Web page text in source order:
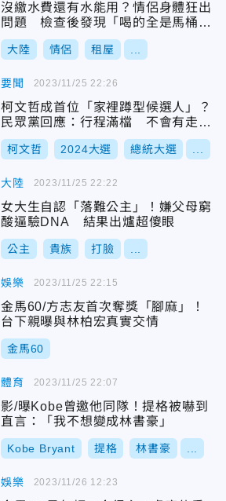
沒繳水費還有水能用？情侶身體狂出
問題 檢查後發現「喝的全是馬桶
水」
大陸 情侶 租屋
要聞
柯文哲成首位「家裡蹲型候選人」？
民眾黨回應：行程滿檔 不會有走不
出去問題
柯文哲 2024大選 總統大選
2023/11/25 22:26
大陸
女大生自認「落難公主」！嫌父母窮
酸逼驗DNA 結果出爐超傻眼
公主 貴族 打臉
2023/11/25 22:22
娛樂
金馬60/方志友首次奪獎「腳麻」！
台下親曝與林柏宏真實交情
金馬60
2023/11/25 22:15
體育
影/曝Kobe曾邀他同隊！提格被嚇到
直言：「我不想變成林書豪」
Kobe Bryant 提格 林書豪
2023/11/25 22:07
娛樂 2023/11/26 12:23